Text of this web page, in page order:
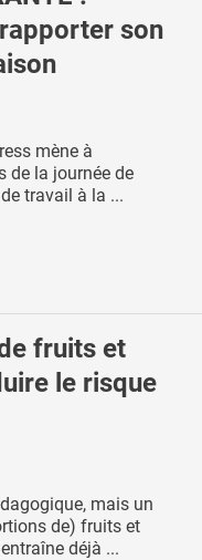
son
mène à
de la journée de
travail à la ...
fruits et
le risque
mais un
de) fruits et
déjà ...